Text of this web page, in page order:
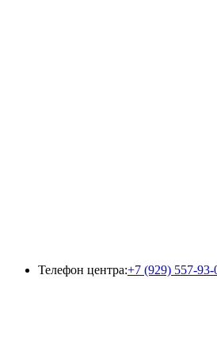
Телефон центра:+7 (929) 557-93-